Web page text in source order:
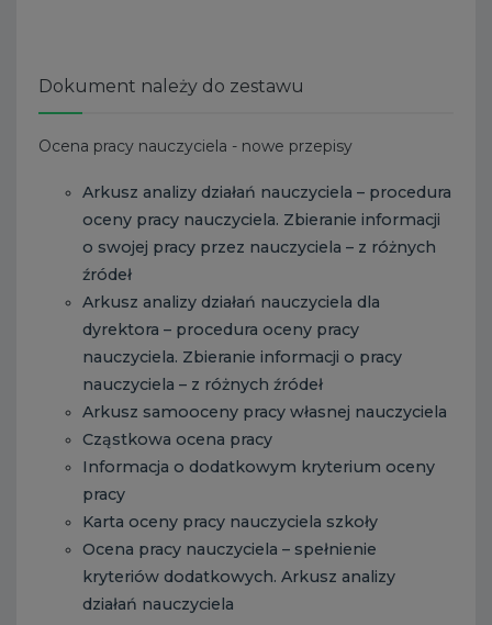
Dokument należy do zestawu
Ocena pracy nauczyciela - nowe przepisy
Arkusz analizy działań nauczyciela – procedura
oceny pracy nauczyciela. Zbieranie informacji
o swojej pracy przez nauczyciela – z różnych
źródeł
Arkusz analizy działań nauczyciela dla
dyrektora – procedura oceny pracy
nauczyciela. Zbieranie informacji o pracy
nauczyciela – z różnych źródeł
Arkusz samooceny pracy własnej nauczyciela
Cząstkowa ocena pracy
Informacja o dodatkowym kryterium oceny
pracy
Karta oceny pracy nauczyciela szkoły
Ocena pracy nauczyciela – spełnienie
kryteriów dodatkowych. Arkusz analizy
działań nauczyciela